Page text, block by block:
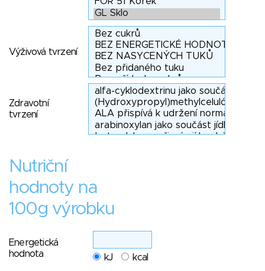
Výživová tvrzení
Zdravotní
tvrzení
Nutriční
hodnoty na
100g výrobku
Energetická
hodnota
kJ kcal